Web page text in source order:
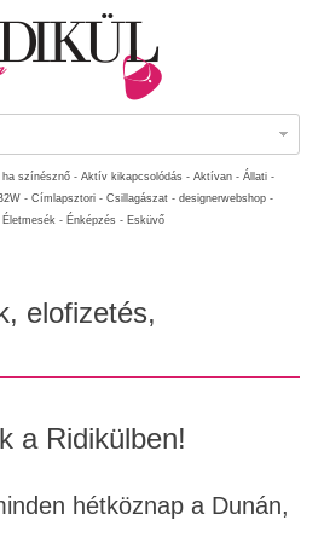
ha színésznő - Aktív kikapcsolódás - Aktívan - Állati -
- Címlapsztori - Csillagászat - designerwebshop -
Életmesék - Énképzés - Esküvő
elofizetés,
a Ridikülben!
hétköznap a Dunán,